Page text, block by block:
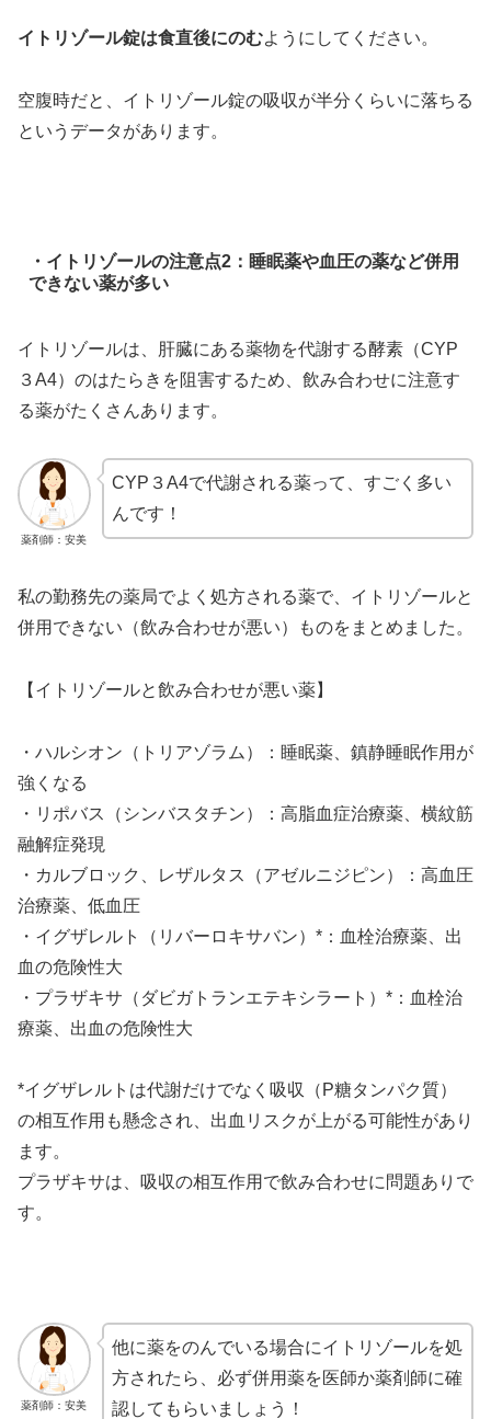
イトリゾール錠は食直後にのむようにしてください。
空腹時だと、イトリゾール錠の吸収が半分くらいに落ちる
というデータがあります。
・イトリゾールの注意点2：睡眠薬や血圧の薬など併用
できない薬が多い
イトリゾールは、肝臓にある薬物を代謝する酵素（CYP
３A4）のはたらきを阻害するため、飲み合わせに注意す
る薬がたくさんあります。
薬剤師：安美
CYP３A4で代謝される薬って、すごく多い
んです！
私の勤務先の薬局でよく処方される薬で、イトリゾールと
併用できない（飲み合わせが悪い）ものをまとめました。
【イトリゾールと飲み合わせが悪い薬】
・ハルシオン（トリアゾラム）：睡眠薬、鎮静睡眠作用が
強くなる
・リポバス（シンバスタチン）：高脂血症治療薬、横紋筋
融解症発現
・カルブロック、レザルタス（アゼルニジピン）：高血圧
治療薬、低血圧
・イグザレルト（リバーロキサバン）*：血栓治療薬、出
血の危険性大
・プラザキサ（ダビガトランエテキシラート）*：血栓治
療薬、出血の危険性大
*イグザレルトは代謝だけでなく吸収（P糖タンパク質）
の相互作用も懸念され、出血リスクが上がる可能性があり
ます。
プラザキサは、吸収の相互作用で飲み合わせに問題ありで
す。
薬剤師：安美
他に薬をのんでいる場合にイトリゾールを処
方されたら、必ず併用薬を医師か薬剤師に確
認してもらいましょう！